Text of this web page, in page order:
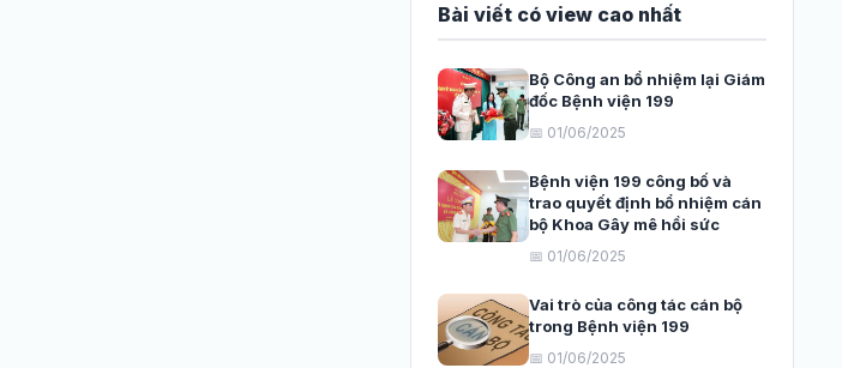
Bài viết có view cao nhất
Bộ Công an bổ nhiệm lại Giám
đốc Bệnh viện 199
📅 01/06/2025
Bệnh viện 199 công bố và
trao quyết định bổ nhiệm cán
bộ Khoa Gây mê hồi sức
📅 01/06/2025
Vai trò của công tác cán bộ
trong Bệnh viện 199
📅 01/06/2025